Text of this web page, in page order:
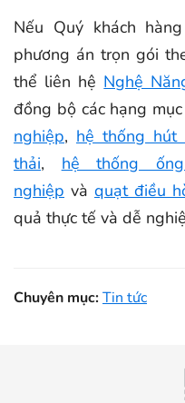
Nếu Quý khách
phương án trọn gói
thể liên hệ Nghệ
đồng bộ các hạng
nghiệp, hệ thống hút
thải, hệ thống
nghiệp và quạt điều
quả thực tế và dễ
Chuyên mục:Tin tức